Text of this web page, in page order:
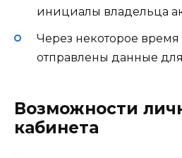
инициалы владельца
Через некоторое время
отправлены данные для
Возможности
кабинета